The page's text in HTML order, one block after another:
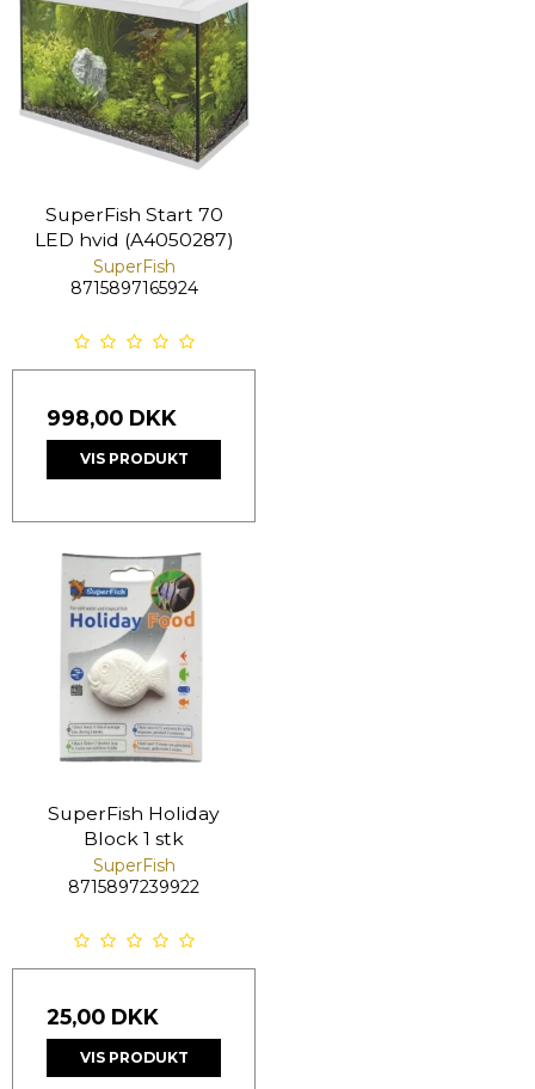
SuperFish Start 70
LED hvid (A4050287)
SuperFish
8715897165924
998,00 DKK
VIS PRODUKT
SuperFish Holiday
Block 1 stk
SuperFish
8715897239922
25,00 DKK
VIS PRODUKT